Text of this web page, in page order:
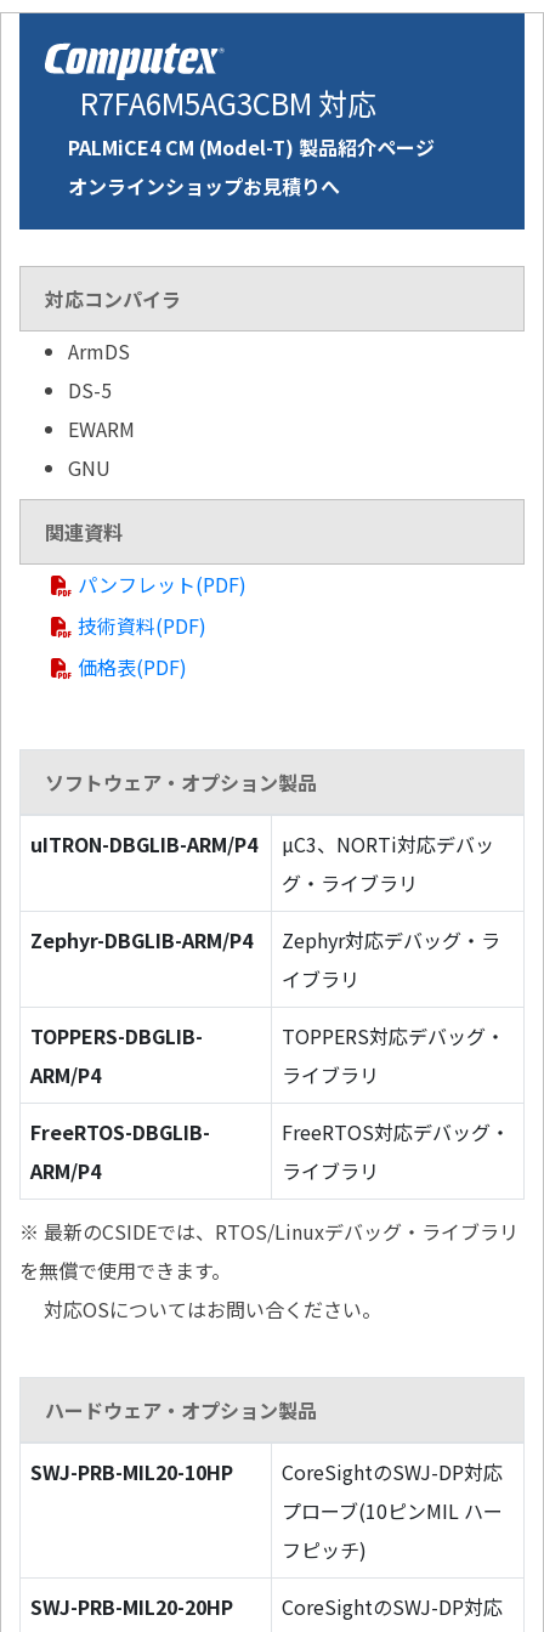
R7FA6M5AG3CBM 対応
PALMiCE4 CM (Model-T) 製品紹介ページ
オンラインショップお見積りへ
対応コンパイラ
ArmDS
DS-5
EWARM
GNU
関連資料
パンフレット(PDF)
技術資料(PDF)
価格表(PDF)
ソフトウェア・オプション製品
uITRON-DBGLIB-ARM/P4
µC3、NORTi対応デバッ
グ・ライブラリ
Zephyr-DBGLIB-ARM/P4
Zephyr対応デバッグ・ラ
イブラリ
TOPPERS-DBGLIB-
ARM/P4
TOPPERS対応デバッグ・
ライブラリ
FreeRTOS-DBGLIB-
ARM/P4
FreeRTOS対応デバッグ・
ライブラリ
※ 最新のCSIDEでは、RTOS/Linuxデバッグ・ライブラリ
を無償で使用できます。
対応OSについてはお問い合ください。
ハードウェア・オプション製品
SWJ-PRB-MIL20-10HP
CoreSightのSWJ-DP対応
プローブ(10ピンMIL ハー
フピッチ)
SWJ-PRB-MIL20-20HP
CoreSightのSWJ-DP対応